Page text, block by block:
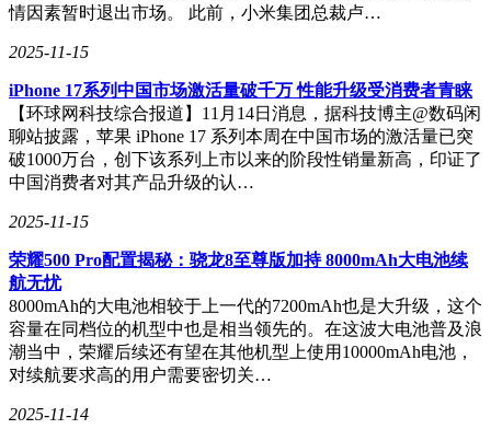
情因素暂时退出市场。 此前，小米集团总裁卢…
2025-11-15
iPhone 17系列中国市场激活量破千万 性能升级受消费者青睐
【环球网科技综合报道】11月14日消息，据科技博主@数码闲
聊站披露，苹果 iPhone 17 系列本周在中国市场的激活量已突
破1000万台，创下该系列上市以来的阶段性销量新高，印证了
中国消费者对其产品升级的认…
2025-11-15
荣耀500 Pro配置揭秘：骁龙8至尊版加持 8000mAh大电池续
航无忧
8000mAh的大电池相较于上一代的7200mAh也是大升级，这个
容量在同档位的机型中也是相当领先的。在这波大电池普及浪
潮当中，荣耀后续还有望在其他机型上使用10000mAh电池，
对续航要求高的用户需要密切关…
2025-11-14